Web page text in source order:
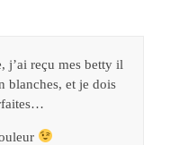
j’ai reçu mes betty il
blanches, et je dois